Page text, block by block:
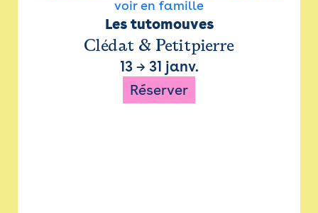
voir en famille
Les tutomouves
Clédat & Petitpierre
13→ 31 janv.
Réserver